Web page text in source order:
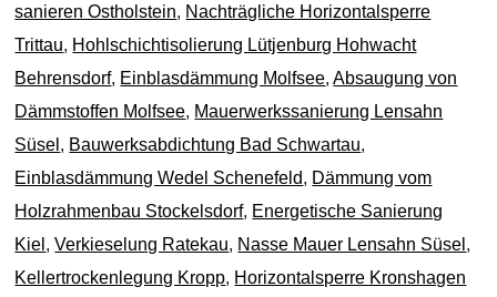
sanieren Ostholstein, Nachträgliche Horizontalsperre
Trittau, Hohlschichtisolierung Lütjenburg Hohwacht
Behrensdorf, Einblasdämmung Molfsee,Absaugung von
Dämmstoffen Molfsee, Mauerwerkssanierung Lensahn
Süsel , Bauwerksabdichtung Bad Schwartau,
Einblasdämmung Wedel Schenefeld, Dämmung vom
Holzrahmenbau Stockelsdorf, Energetische Sanierung
Kiel ,Verkieselung Ratekau, Nasse Mauer Lensahn Süsel ,
Kellertrockenlegung Kropp, Horizontalsperre Kronshagen